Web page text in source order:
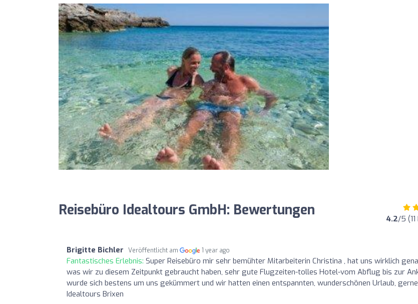
Reisebüro Idealtours GmbH: Bewertungen 4.2/5
Brigitte Bichler Veröffentlicht am 1 year ago
Fantastisches Erlebnis: Super Reisebüro mir sehr bemühter Mitarbeiterin Christina , hat uns wirklich
was wir zu diesem Zeitpunkt gebraucht haben, sehr gute Flugzeiten-tolles Hotel-vom Abflug bis zur
wurde sich bestens um uns gekümmert und wir hatten einen entspannten, wunderschönen Urlaub,
Idealtours Brixen